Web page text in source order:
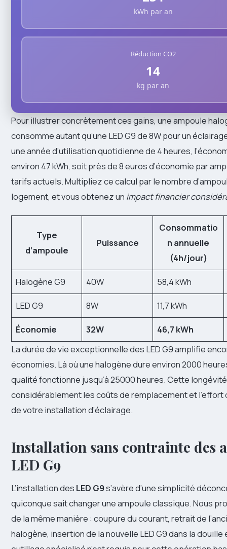
kWh par an
Réduction CO2
14
kg par an
Pour illustrer concrètement ces gains, une ampoule
consomme autant qu’une LED G9 de 8W pour un
une année d’utilisation quotidienne de 4 heures,
environ 47 kWh, soit près de 8 euros d’économie par
tarifs actuels. Multipliez ce calcul par le nombre
logement, et vous obtenez un impact financier
Type
d’ampoule
Puissance
Consommatio
n annuelle
(4h/jour)
Halogène G9 40W 58,4 kWh
LED G9 8W 11,7 kWh
Économie 32W
46,7 kWh
La durée de vie exceptionnelle des LED G9 amplifie
économies. Là où une halogène dure environ 2000
qualité fonctionne jusqu’à 25000 heures. Cette
considérablement les coûts de remplacement et l’effort
de votre installation d’éclairage.
Installation sans contrainte des
LED G9
L’installation des LED G9s’avère d’une simplicité
quiconque sait changer une ampoule classique. Nous
de la même manière : coupure du courant, retrait de
halogène, insertion de la nouvelle LED G9 dans la